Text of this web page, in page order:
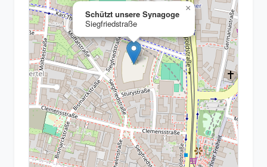
Schützt unsere Synagoge
Siegfriedstraße
×